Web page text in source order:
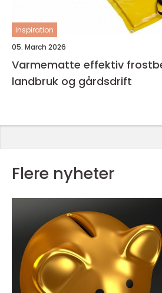
inspiration
05. March 2026
Varmematte effektiv frostbeskyttelse for
landbruk og gårdsdrift
Flere nyheter